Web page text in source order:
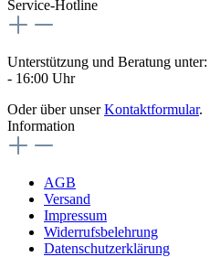
Service-Hotline
Unterstützung und Beratung unter:
- 16:00 Uhr
Oder über unserKontaktformular.
Information
AGB
Versand
Impressum
Widerrufsbelehrung
Datenschutzerklärung